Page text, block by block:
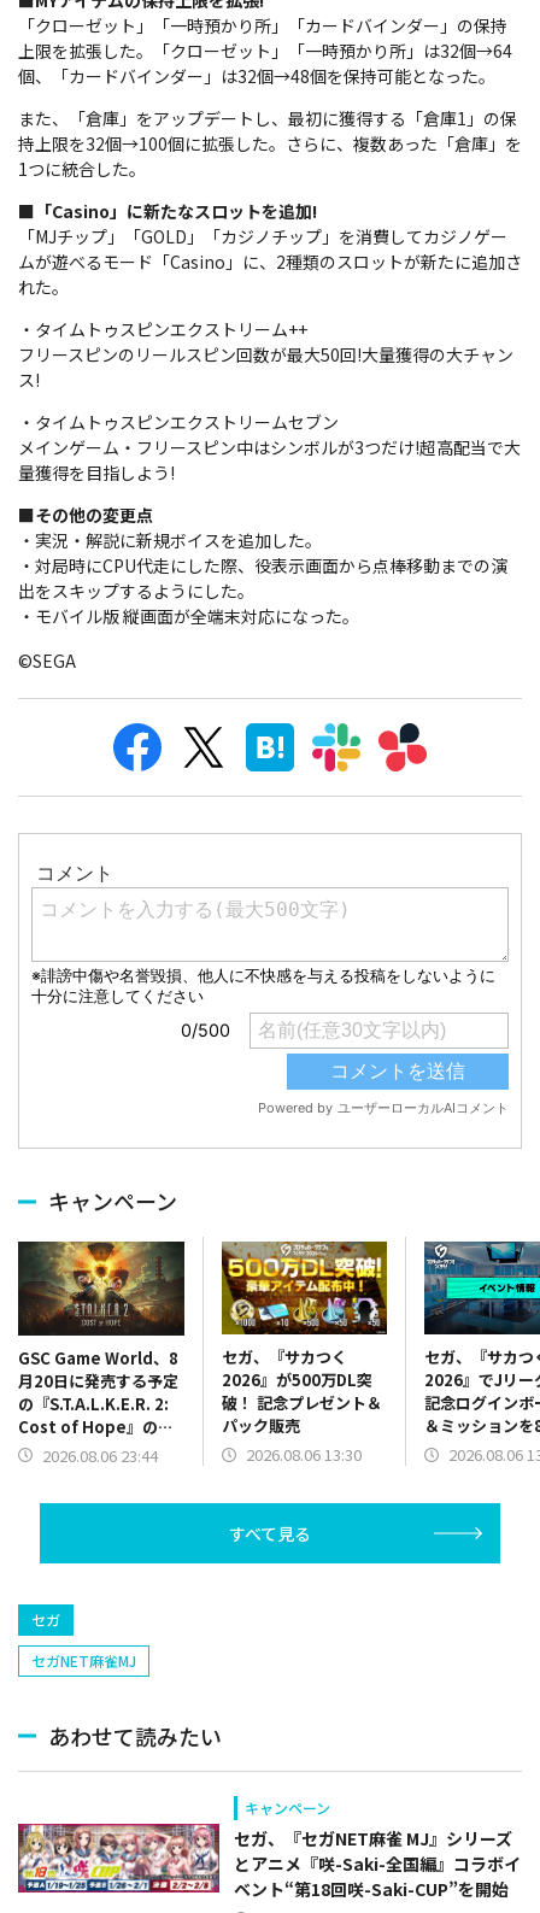
「クローゼット」「一時預かり所」「カードバインダー」の保持
上限を拡張した。「クローゼット」「一時預かり所」は32個→64
個、「カードバインダー」は32個→48個を保持可能となった。
また、「倉庫」をアップデートし、最初に獲得する「倉庫1」の保
持上限を32個→100個に拡張した。さらに、複数あった「倉庫」を
1つに統合した。
■「Casino」に新たなスロットを追加!
「MJチップ」「GOLD」「カジノチップ」を消費してカジノゲー
ムが遊べるモード「Casino」に、2種類のスロットが新たに追加さ
れた。
・タイムトゥスピンエクストリーム++
フリースピンのリールスピン回数が最大50回!大量獲得の大チャン
ス!
・タイムトゥスピンエクストリームセブン
メインゲーム・フリースピン中はシンボルが3つだけ!超高配当で大
量獲得を目指しよう!
■その他の変更点
・実況・解説に新規ボイスを追加した。
・対局時にCPU代走にした際、役表示画面から点棒移動までの演
出をスキップするようにした。
・モバイル版 縦画面が全端末対応になった。
©SEGA
キャンペーン
GSC Game World、8
月20日に発売する予定
の『S.T.A.L.K.E.R. 2:
Cost of Hope』のロ
ケーションを紹介する
2026.08.06 23:44
セガ、『サカつく
2026』が500万DL突
破！ 記念プレゼント＆
パック販売
2026.08.06 13:30
セガ、『サカつ
2026』でJリー
記念ログインボ
＆ミッション
13時より開催
2026.08.06
すべて見る
セガ
セガNET麻雀MJ
あわせて読みたい
キャンペーン
セガ、『セガNET麻雀 MJ』シリーズ
とアニメ『咲-Saki-全国編』コラボイ
ベント“第18回咲-Saki-CUP”を開始